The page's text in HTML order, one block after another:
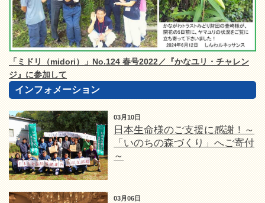
「ミドリ（midori）」No.124 春号2022／『かなユリ・チャレン
ジ』に参加して
インフォメーション
03月10日
日本生命様のご支援に感謝！～
「いのちの森づくり」へご寄付
～
03月06日